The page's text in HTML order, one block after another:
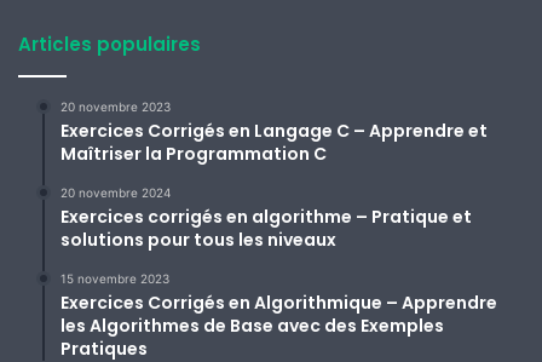
Articles populaires
20 novembre 2023
Exercices Corrigés en Langage C – Apprendre et
Maîtriser la Programmation C
20 novembre 2024
Exercices corrigés en algorithme – Pratique et
solutions pour tous les niveaux
15 novembre 2023
Exercices Corrigés en Algorithmique – Apprendre
les Algorithmes de Base avec des Exemples
Pratiques